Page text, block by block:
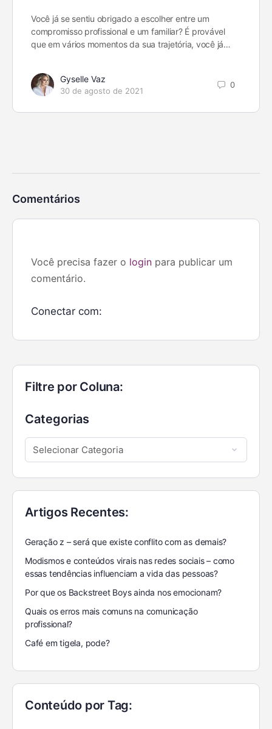
Você já se sentiu obrigado a escolher entre um
compromisso profissional e um familiar? É provável
que em vários momentos da sua trajetória, você já…
Gyselle Vaz
30 de agosto de 2021
0
Comentários
Você precisa fazer o login para publicar um
comentário.
Conectar com:
Filtre por Coluna:
Categorias
Artigos Recentes:
Geração z – será que existe conflito com as demais?
Modismos e conteúdos virais nas redes sociais – como
essas tendências influenciam a vida das pessoas?
Por que os Backstreet Boys ainda nos emocionam?
Quais os erros mais comuns na comunicação
profissional?
Café em tigela, pode?
Conteúdo por Tag: